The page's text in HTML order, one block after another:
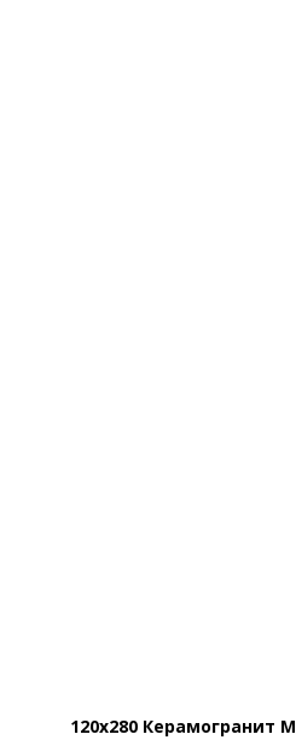
120x280 Керамогранит